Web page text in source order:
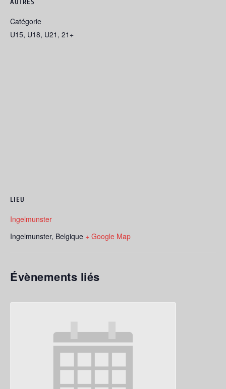
Catégorie
U15, U18, U21, 21+
LIEU
Ingelmunster
Ingelmunster, Belgique + Google Map
Évènements liés